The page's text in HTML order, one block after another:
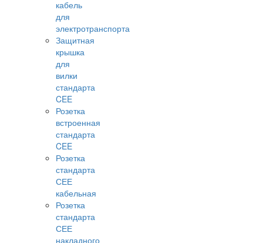
кабель
для
электротранспорта
Защитная
крышка
для
вилки
стандарта
CEE
Розетка
встроенная
стандарта
CEE
Розетка
стандарта
СЕЕ
кабельная
Розетка
стандарта
СЕЕ
накладного